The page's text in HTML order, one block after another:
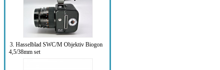
3. Hasselblad SWC/M Objektiv Biogon
4,5/38mm set